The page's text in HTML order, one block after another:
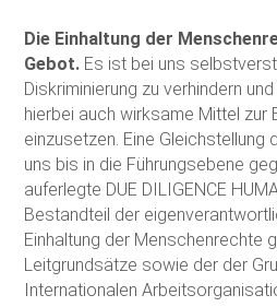
Die Einhaltung der
Gebot. Es ist bei uns
Diskriminierung zu verhindern
hierbei auch wirksame Mittel zur
einzusetzen. Eine Gleichstellung
uns bis in die Führungsebene
auferlegte DUE DILIGENCE
Bestandteil der
Einhaltung der Menschenrechte
Leitgrundsätze sowie der der
Internationalen